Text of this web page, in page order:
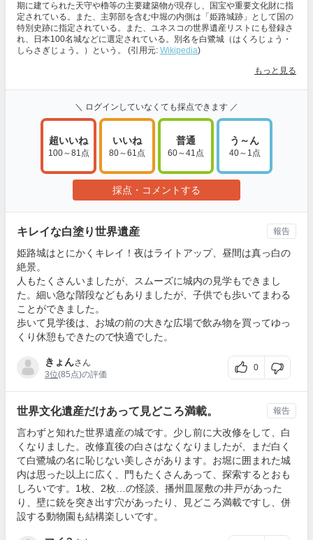
期に建てられた天守や櫓等の主要建築物が現存し、国宝や重要文化財に指
定されている。また、主郭部を含む中堀の内側は「姫路城跡」として国の
特別史跡に指定されている。また、ユネスコの世界遺産リストにも登録さ
れ、日本100名城などに選定されている。別名を白鷺城（はくろじょう・
しらさぎじょう。）という。 (引用元: Wikipedia)
もっと見る
＼ ログインしていなくても採点できます ／
超いいね
100～81点
いいね
80～61点
普通
60～41点
う～ん
40～1点
採点・コメントする
キレイな白塗り世界遺産
姫路城はとにかくキレイ！夜はライトアップ、昼間は真っ白の
絶景。
人もたくさんいましたが、スムーズに城内の見学もできまし
た。細い急な階段などもありましたが、子供でも歩いてまわる
ことができました。
歩いて見学後は、お城の前の大きな広場で飲み物を買ってゆっ
くり休憩もできたので快適でした。
きょんさん
3位(85点)の評価
0
報告
世界文化遺産だけあって見どころ満載。
言わずと知れた世界遺産の城です。少し前に大改修をして、白
くなりました。改修直後の白さはなくなりましたが、まだ白く
て白鷺城の名に恥じない美しさがあります。お堀に囲まれた城
内は思った以上に広く、門もたくさんあって、探索するとおも
しろいです。1枚、2枚…の怪談、播州皿屋敷の井戸があった
り、壁に銃を突き出す穴があったり、見どころ満載ですし、併
設する動物園も結構楽しいです。
報告